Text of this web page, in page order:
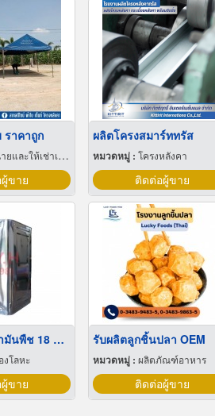
ราคาถูก
และให้เช่าเต็นท์
ขาย
ปี๊บฝากด ปี๊บน้ำมันพืช 18 ลิตร
งโลหะ
ขาย
ผลิตโครงสมาร์ททรัส
หมวดหมู่ : โครงหลังคา
ติดต่อผู้ขาย
รับผลิตลูกชิ้นปลา OEM
หมวดหมู่ : ผลิตภัณฑ์อาหาร
ติดต่อผู้ขาย